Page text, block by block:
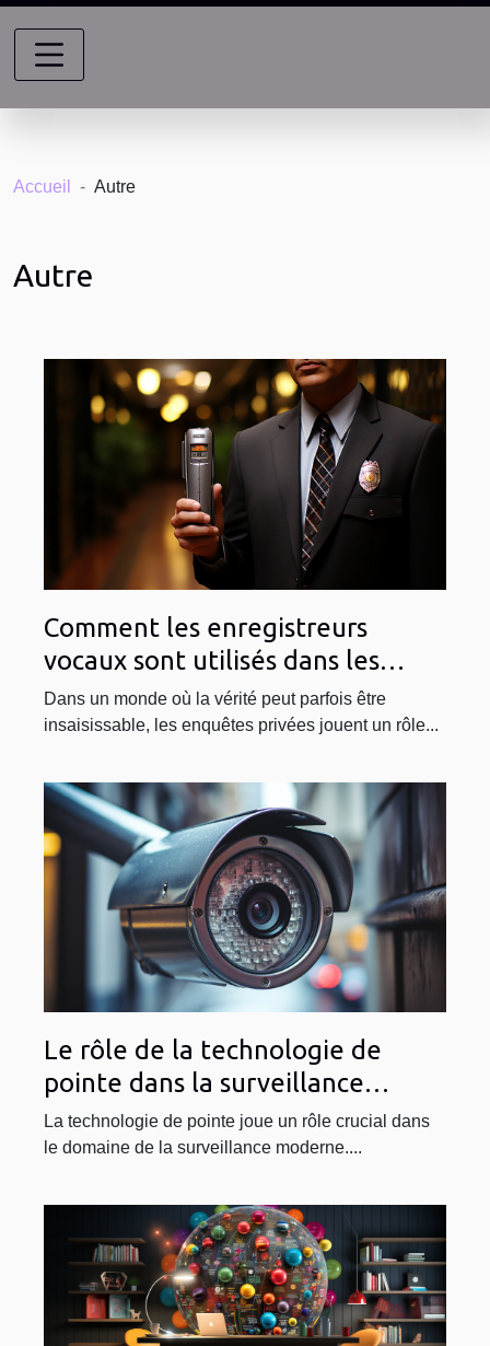
Accueil Autre
Autre
Comment les enregistreurs
vocaux sont utilisés dans les
enquêtes privées
Dans un monde où la vérité peut parfois être
insaisissable, les enquêtes privées jouent un rôle...
Le rôle de la technologie de
pointe dans la surveillance
moderne
La technologie de pointe joue un rôle crucial dans
le domaine de la surveillance moderne....